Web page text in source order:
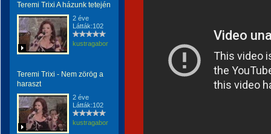
Teremi Trixi A házunk tetején
2 éve
Látták:102
kustragabor
Teremi Trixi - Nem zörög a
haraszt
2 éve
Látták:102
kustragabor